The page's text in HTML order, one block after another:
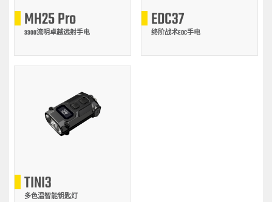
MH25 Pro
3300流明卓越远射手电
EDC37
终阶战术EDC手电
TINI3
多色温智能钥匙灯